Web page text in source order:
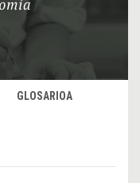
GLOSARIOA